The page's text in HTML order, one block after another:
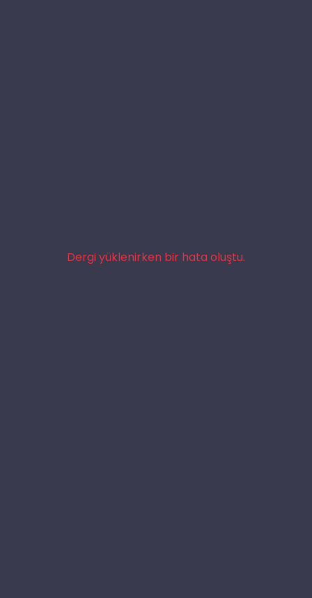
Dergi yüklenirken bir hata oluştu.